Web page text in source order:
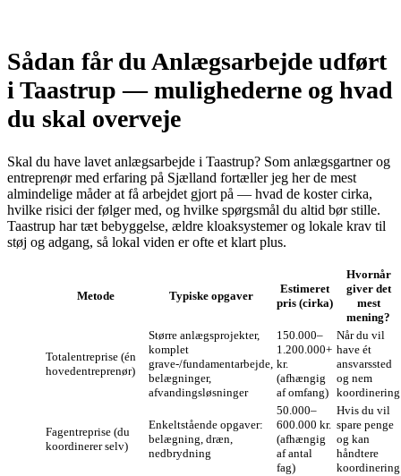
Sådan får du Anlægsarbejde udført
i Taastrup — mulighederne og hvad
du skal overveje
Skal du have lavet anlægsarbejde i Taastrup? Som anlægsgartner og
entreprenør med erfaring på Sjælland fortæller jeg her de mest
almindelige måder at få arbejdet gjort på — hvad de koster cirka,
hvilke risici der følger med, og hvilke spørgsmål du altid bør stille.
Taastrup har tæt bebyggelse, ældre kloaksystemer og lokale krav til
støj og adgang, så lokal viden er ofte et klart plus.
Metode Typiske opgaver
Estimeret
pris (cirka)
Hvornår
giver det
mest
mening?
Totalentreprise (én
hovedentreprenør)
Større anlægsprojekter,
komplet
grave‑/fundamentarbejde,
belægninger,
afvandingsløsninger
150.000–
1.200.000+
kr.
(afhængig
af omfang)
Når du vil
have ét
ansvarssted
og nem
koordinering
Fagentreprise (du
koordinerer selv)
Enkeltstående opgaver:
belægning, dræn,
nedbrydning
50.000–
600.000 kr.
(afhængig
af antal
fag)
Hvis du vil
spare penge
og kan
håndtere
koordinering